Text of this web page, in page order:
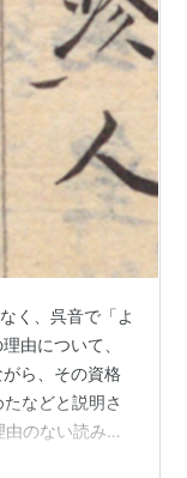
く、呉音で「よ
由について、
ら、その資格
などと説明さ
のない読み癖